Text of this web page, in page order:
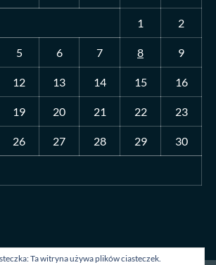
1 2
5 6 7 8 9
12 13 14 15 16
19 20 21 22 23
26 27 28 29 30
Ta witryna używa plików ciasteczek.